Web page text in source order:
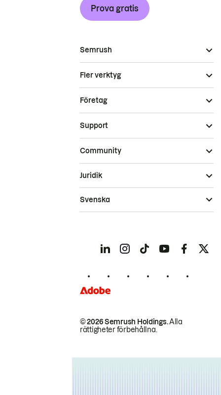
Prova gratis
Semrush
Fler verktyg
Företag
Support
Community
© 2026 Semrush Holdings.Alla
rättigheter förbehållna.
Juridik
Svenska